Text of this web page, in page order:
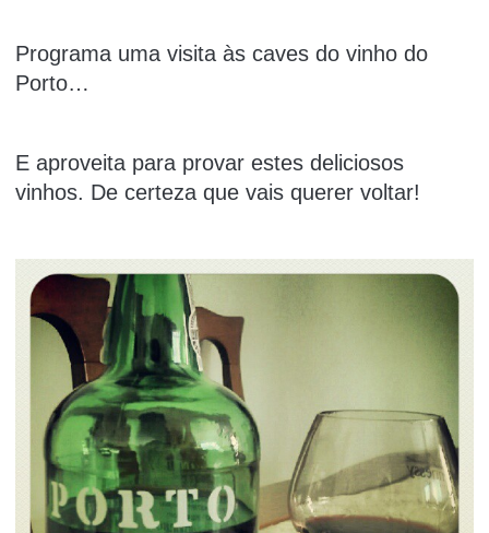
Programa uma visita às caves do vinho do
Porto…
E aproveita para provar estes deliciosos
vinhos. De certeza que vais querer voltar!